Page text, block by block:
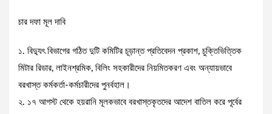
চার দফা মূল দাবি
১. বিদ্যুৎ বিভাগের গঠিত দুটি কমিটির চূড়ান্ত প্রতিবেদন প্রকাশ, চুক্তিভিত্তিক
মিটার রিডার, লাইনশ্রমিক, বিলিং সহকারীদের নিয়মিতকরণ এবং অন্যায়ভাবে
বরখাস্ত কর্মকর্তা-কর্মচারীদের পুনর্বহাল।
২. ১৭ আগস্ট থেকে হয়রানি মূলকভাবে বরখাস্তকৃতদের আদেশ বাতিল করে পূর্বের